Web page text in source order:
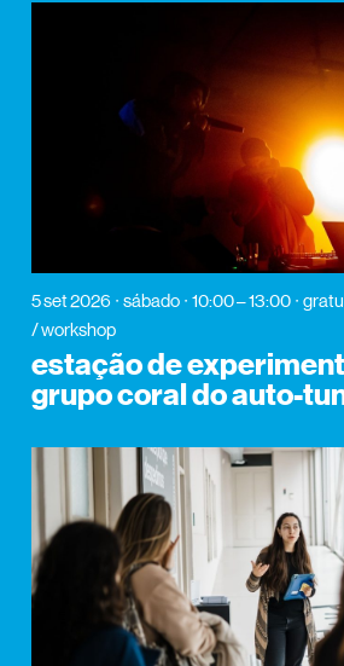
5 set 2026 sábado 10:00 – 13:00
/ workshop
estação de
grupo coral do auto-